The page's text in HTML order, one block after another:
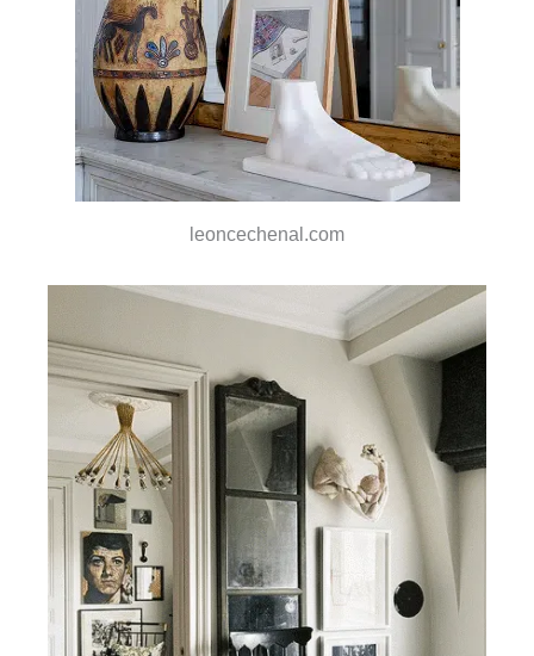
leoncechenal.com